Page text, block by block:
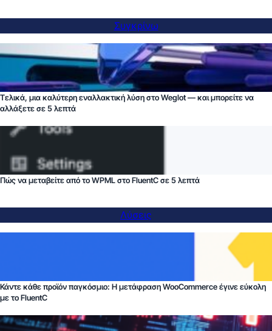
Συγκρίνω
Τελικά, μια καλύτερη εναλλακτική λύση στο Weglot — και μπορείτε να
αλλάξετε σε 5 λεπτά
Πώς να μεταβείτε από το WPML στο FluentC σε 5 λεπτά
Λύσεις
Κάντε κάθε προϊόν παγκόσμιο: Η μετάφραση WooCommerce έγινε εύκολη
με το FluentC